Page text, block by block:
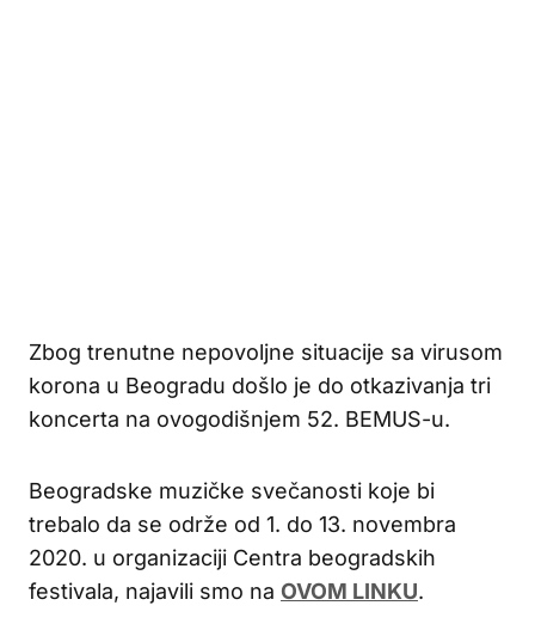
Zbog trenutne nepovoljne situacije sa virusom
korona u Beogradu došlo je do otkazivanja tri
koncerta na ovogodišnjem 52. BEMUS-u.
Beogradske muzičke svečanosti koje bi
trebalo da se održe od 1. do 13. novembra
2020. u organizaciji Centra beogradskih
festivala, najavili smo na OVOM LINKU.